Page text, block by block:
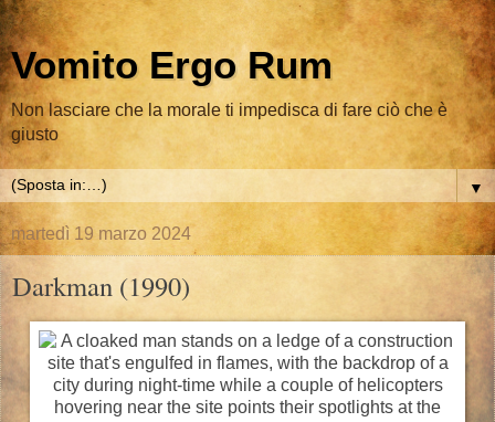
Vomito Ergo Rum
Non lasciare che la morale ti impedisca di fare ciò che è
giusto
▼
martedì 19 marzo 2024
Darkman (1990)